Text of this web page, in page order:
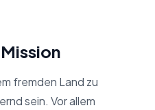
fremden Land zu
sein. Vor allem